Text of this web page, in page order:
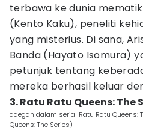
terbawa ke dunia
(Kento Kaku), peneliti
yang misterius. Di sana,
Banda (Hayato Isomura)
petunjuk tentang
mereka berhasil keluar
3. Ratu Ratu Queens: The
adegan dalam serial Ratu Ratu Queens:
Queens: The Series)